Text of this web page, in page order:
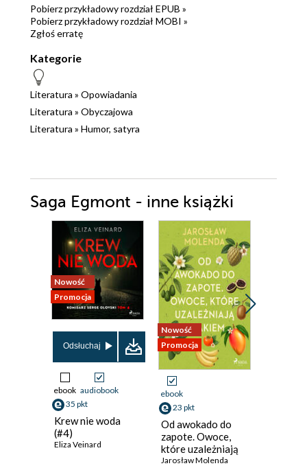
Pobierz przykładowy rozdział EPUB »
Pobierz przykładowy rozdział MOBI »
Zgłoś erratę
Kategorie
Literatura » Opowiadania
Literatura » Obyczajowa
Literatura » Humor, satyra
Saga Egmont - inne książki
Nowość
Promocja
Odsłuchaj
ebook audiobook
35 pkt
Krew nie woda
(#4)
Eliza Veinard
Nowość
Promocja
ebook
23 pkt
Od awokado do
zapote. Owoce,
które uzależniają
smakiem
Jarosław Molenda